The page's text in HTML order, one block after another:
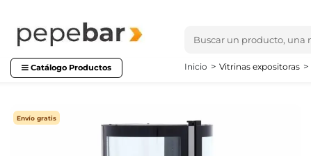
Catálogo Productos Inicio Vitrinas expositoras
Envío gratis